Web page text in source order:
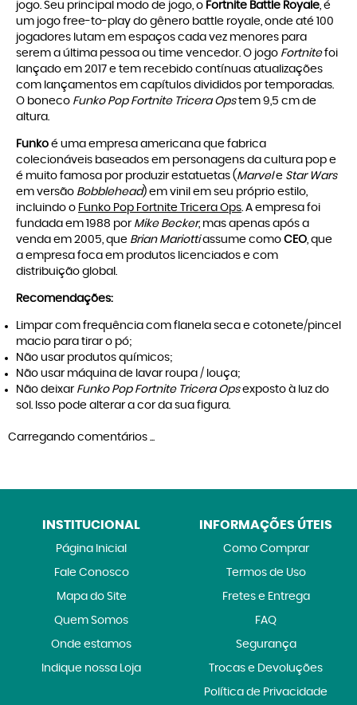
jogo. Seu principal modo de jogo, o Fortnite Battle Royale, é
um jogo free-to-play do gênero battle royale, onde até 100
jogadores lutam em espaços cada vez menores para
serem a última pessoa ou time vencedor. O jogo Fortnitefoi
lançado em 2017 e tem recebido contínuas atualizações
com lançamentos em capítulos divididos por temporadas.
O boneco Funko Pop Fortnite Tricera Opstem 9,5 cm de
altura.
Funko é uma empresa americana que fabrica
colecionáveis baseados em personagens da cultura pop e
é muito famosa por produzir estatuetas (Marvele Star Wars
em versão Bobblehead) em vinil em seu próprio estilo,
incluindo o Funko Pop Fortnite Tricera Ops. A empresa foi
fundada em 1988 por Mike Becker, mas apenas após a
venda em 2005, que Brian Mariottiassume como CEO, que
a empresa foca em produtos licenciados e com
distribuição global.
Recomendações:
Limpar com frequência com flanela seca e cotonete/pincel
macio para tirar o pó;
Não usar produtos químicos;
Não usar máquina de lavar roupa / louça;
Não deixar Funko Pop Fortnite Tricera Opsexposto à luz do
sol. Isso pode alterar a cor da sua figura.
Carregando comentários ...
INSTITUCIONAL
Página Inicial
Fale Conosco
Mapa do Site
Quem Somos
Onde estamos
Indique nossa Loja
INFORMAÇÕES ÚTEIS
Como Comprar
Termos de Uso
Fretes e Entrega
FAQ
Segurança
Trocas e Devoluções
Política de Privacidade